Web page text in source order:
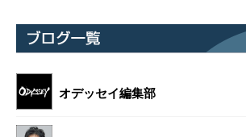
オデッセイ編集部